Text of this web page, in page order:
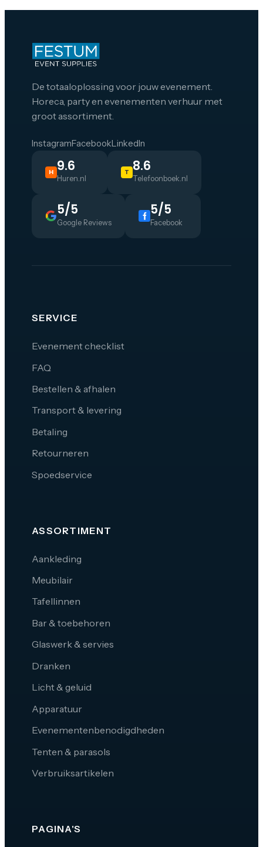
De totaaloplossing voor jouw evenement.
Horeca, party en evenementen verhuur met
groot assortiment.
InstagramFacebookLinkedIn
H 9.6
Huren.nl
T 8.6
Telefoonboek.nl
5/5
Google Reviews
5/5
Facebook
SERVICE
Evenement checklist
FAQ
Bestellen & afhalen
Transport & levering
Betaling
Retourneren
Spoedservice
ASSORTIMENT
Aankleding
Meubilair
Tafellinnen
Bar & toebehoren
Glaswerk & servies
Dranken
Licht & geluid
Apparatuur
Evenementenbenodigdheden
Tenten & parasols
Verbruiksartikelen
PAGINA'S